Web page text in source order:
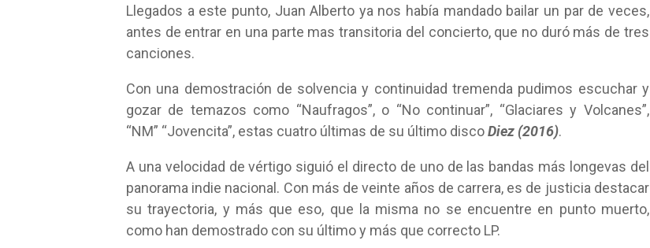
Llegados a este punto, Juan Alberto ya nos había mandado bailar un par de veces,
antes de entrar en una parte mas transitoria del concierto, que no duró más de tres
canciones.
Con una demostración de solvencia y continuidad tremenda pudimos escuchar y
gozar de temazos como “Naufragos”, o “No continuar”, “Glaciares y Volcanes”,
“NM” “Jovencita”, estas cuatro últimas de su último discoDiez (2016).
A una velocidad de vértigo siguió el directo de uno de las bandas más longevas del
panorama indie nacional. Con más de veinte años de carrera, es de justicia destacar
su trayectoria, y más que eso, que la misma no se encuentre en punto muerto,
como han demostrado con su último y más que correcto LP.